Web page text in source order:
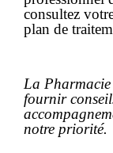
consultez
plan de
La Pharmacie
fournir
notre priorité.